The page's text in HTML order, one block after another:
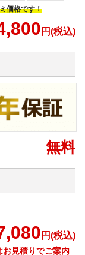
価格です！
円(税込)
無料
円(税込)
見積りでご案内